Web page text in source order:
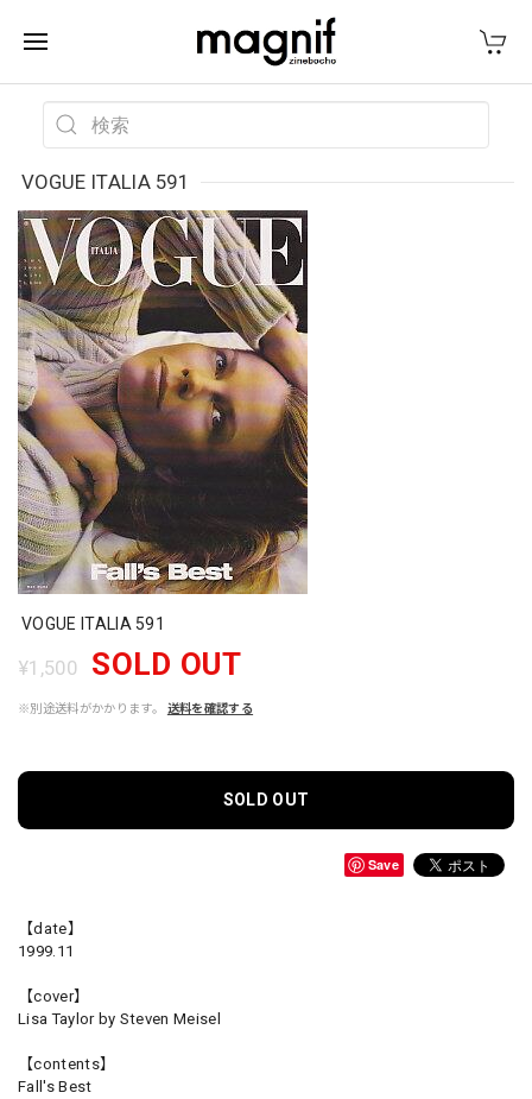
VOGUE ITALIA 591
VOGUE ITALIA 591
¥1,500 SOLD OUT
※別途送料がかかります。 送料を確認する
SOLD OUT
Save
【date】
1999.11
【cover】
Lisa Taylor by Steven Meisel
【contents】
Fall's Best